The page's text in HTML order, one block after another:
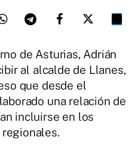
de Asturias, Adrián
al alcalde de Llanes,
que desde el
una relación de
incluirse en los